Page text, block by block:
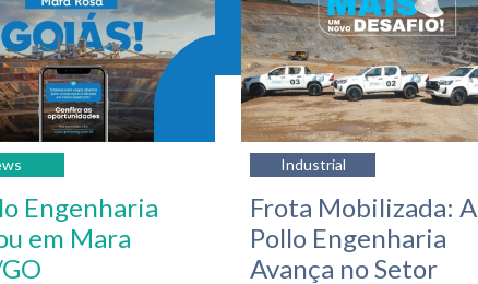
Engenharia
em Mara
Industrial
Frota Mobilizada: A
Pollo Engenharia
Avança no Setor